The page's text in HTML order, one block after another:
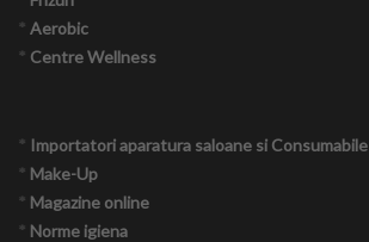
* Aerobic
* Centre Wellness
* Importatori aparatura saloane si Consumabile
* Make-Up
* Magazine online
* Norme igiena